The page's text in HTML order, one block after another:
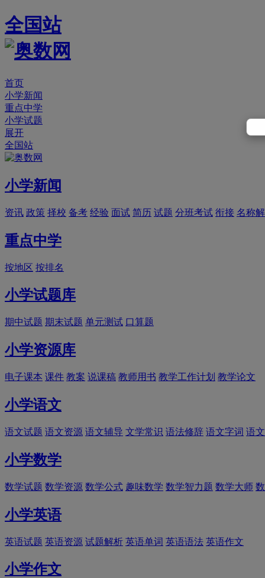
全国站
首页
小学新闻
重点中学
小学试题
展开
全国站
小学新闻
资讯 政策 择校 备考 经验 面试 简历 试题 分班考试 衔接 名称
重点中学
按地区 按排名
小学试题库
期中试题 期末试题 单元测试 口算题
小学资源库
电子课本 课件 教案 说课稿 教师用书 教学工作计划 教学论文
小学语文
语文试题 语文资源 语文辅导 文学常识 语法修辞 语文字词 语
小学数学
数学试题 数学资源 数学公式 趣味数学 数学智力题 数学大师
小学英语
英语试题 英语资源 试题解析 英语单词 英语语法 英语作文
小学作文